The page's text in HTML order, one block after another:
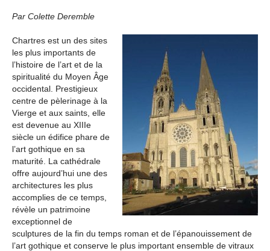
Par Colette Deremble
Chartres est un des sites
les plus importants de
l’histoire de l’art et de la
spiritualité du Moyen Âge
occidental. Prestigieux
centre de pèlerinage à la
Vierge et aux saints, elle
est devenue au XIIIe
siècle un édifice phare de
l’art gothique en sa
maturité. La cathédrale
offre aujourd’hui une des
architectures les plus
accomplies de ce temps,
révèle un patrimoine
exceptionnel de
sculptures de la fin du temps roman et de l’épanouissement de
l’art gothique et conserve le plus important ensemble de vitraux